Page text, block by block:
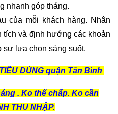
nhanh góp tháng.
của mỗi khách hàng. Nhân
tích và định hướng các khoản
sự lựa chọn sáng suốt.
DÙNG quận Tân Bình
. Ko thế chấp. Ko cần
THU NHẬP.